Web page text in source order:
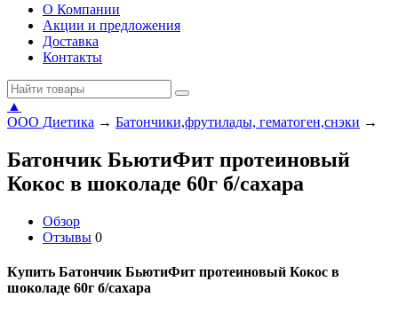
О Компании
Акции и предложения
Доставка
Контакты
▲
ООО Диетика → Батончики,фрутилады, гематоген,снэки →
Батончик БьютиФит протеиновый
Кокос в шоколаде 60г б/сахара
Обзор
Отзывы 0
Купить Батончик БьютиФит протеиновый Кокос в
шоколаде 60г б/сахара